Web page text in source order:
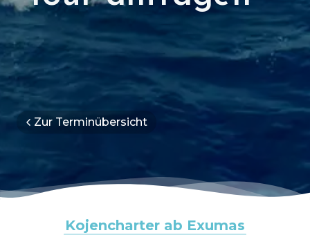
Zur Terminübersicht
Kojencharter ab Exumas